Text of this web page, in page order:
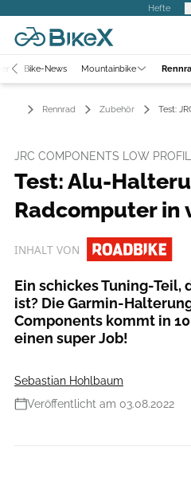
Hefte
Bike-News Mountainbike
Rennrad Zubehör Test:
JRC COMPONENTS LOW
Test: Alu-
Radcomputer in
INHALT VON
Ein schickes Tuning-Teil,
ist? Die Garmin-
Components kommt in
einen super Job!
Sebastian Hohlbaum
Veröffentlicht am 03.08.2022